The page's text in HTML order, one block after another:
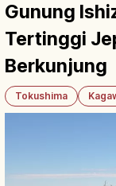
Gunung
Tertinggi
Berkunjung
Tokushima